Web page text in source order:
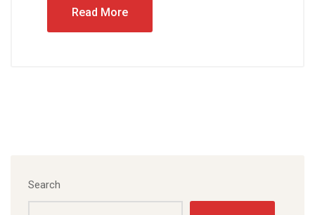
Read More
Search